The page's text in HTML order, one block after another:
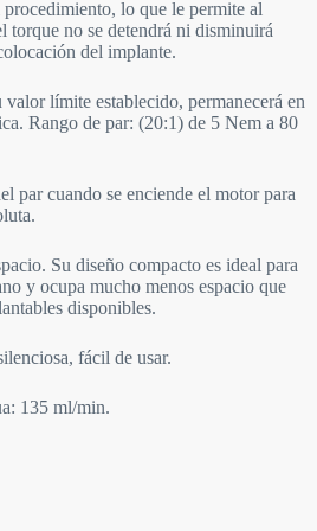
lo que le permite al
torque no se detendrá ni disminuirá
del implante.
límite establecido, permanecerá en
Rango de par: (20:1) de 5 Nem a 80
cuando se enciende el motor para
Su diseño compacto es ideal para
y ocupa mucho menos espacio que
disponibles.
fácil de usar.
135 ml/min.